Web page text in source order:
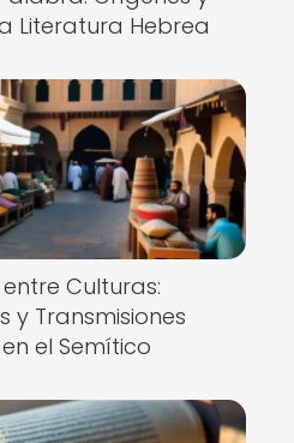
Literatura Hebrea
Culturas:
y Transmisiones
el Semítico